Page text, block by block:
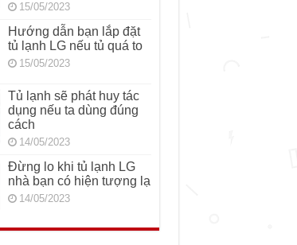
15/05/2023
Hướng dẫn bạn lắp đặt
tủ lạnh LG nếu tủ quá to
15/05/2023
Tủ lạnh sẽ phát huy tác
dụng nếu ta dùng đúng
cách
14/05/2023
Đừng lo khi tủ lạnh LG
nhà bạn có hiện tượng lạ
14/05/2023